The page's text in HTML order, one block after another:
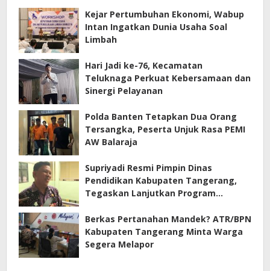
Kejar Pertumbuhan Ekonomi, Wabup
Intan Ingatkan Dunia Usaha Soal
Limbah
Hari Jadi ke-76, Kecamatan
Teluknaga Perkuat Kebersamaan dan
Sinergi Pelayanan
Polda Banten Tetapkan Dua Orang
Tersangka, Peserta Unjuk Rasa PEMI
AW Balaraja
Supriyadi Resmi Pimpin Dinas
Pendidikan Kabupaten Tangerang,
Tegaskan Lanjutkan Program
Berkas Pertanahan Mandek? ATR/BPN
Kabupaten Tangerang Minta Warga
Segera Melapor